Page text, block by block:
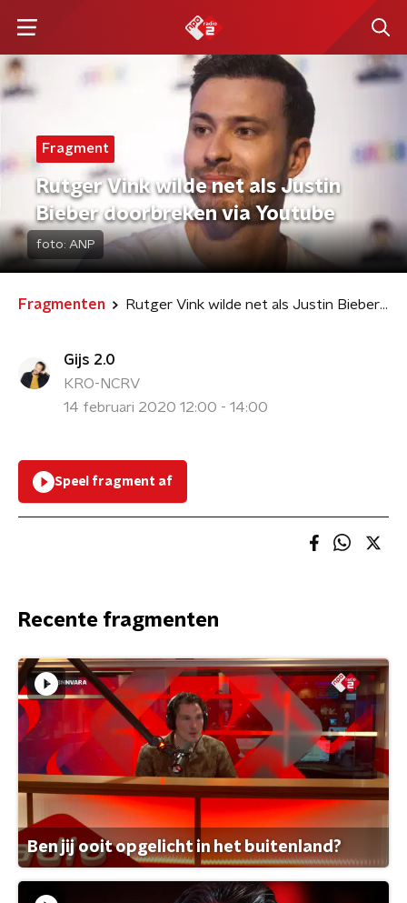
Fragment
Rutger Vink wilde net als Justin
Bieber doorbreken via Youtube
foto: ANP
Fragmenten Rutger Vink wilde net als Justin Bieber doorbreken via Youtube
Gijs 2.0
KRO-NCRV
14 februari 2020 12:00 - 14:00
Speel fragment af
Recente fragmenten
Ben jij ooit opgelicht in het buitenland?